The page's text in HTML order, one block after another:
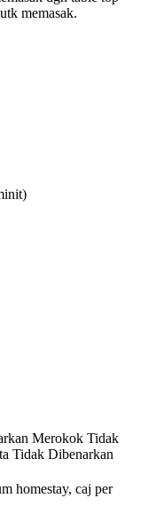
memasak.
Merokok Tidak
Tidak Dibenarkan
homestay, caj per